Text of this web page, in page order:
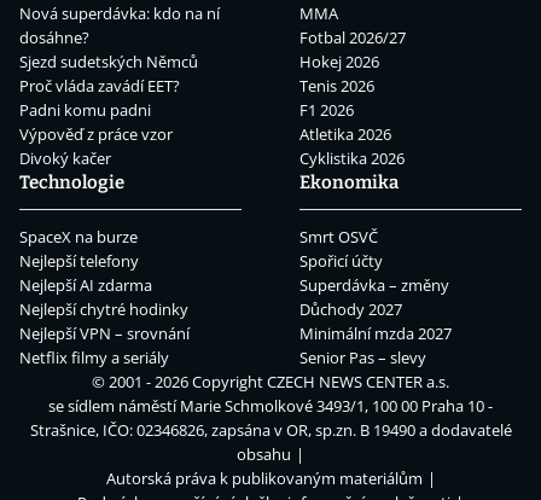
Nová superdávka: kdo na ní
dosáhne?
Sjezd sudetských Němců
Proč vláda zavádí EET?
Padni komu padni
Výpověď z práce vzor
Divoký kačer
MMA
Fotbal 2026/27
Hokej 2026
Tenis 2026
F1 2026
Atletika 2026
Cyklistika 2026
Technologie
SpaceX na burze
Nejlepší telefony
Nejlepší AI zdarma
Nejlepší chytré hodinky
Nejlepší VPN – srovnání
Netflix filmy a seriály
Ekonomika
Smrt OSVČ
Spořicí účty
Superdávka – změny
Důchody 2027
Minimální mzda 2027
Senior Pas – slevy
© 2001 - 2026 CopyrightCZECH NEWS CENTER a.s.
se sídlem náměstí Marie Schmolkové 3493/1, 100 00 Praha 10 -
Strašnice, IČO: 02346826, zapsána v OR, sp.zn. B 19490 a dodavatelé
obsahu
Autorská práva k publikovaným materiálům